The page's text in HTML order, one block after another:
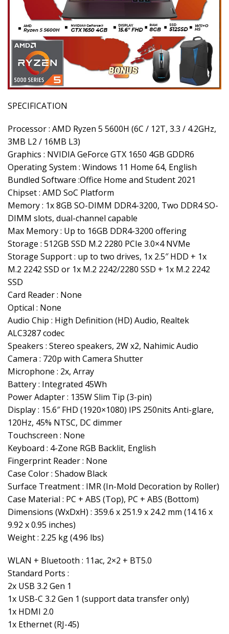
SPECIFICATION
Processor : AMD Ryzen 5 5600H (6C / 12T, 3.3 / 4.2GHz,
3MB L2 / 16MB L3)
Graphics : NVIDIA GeForce GTX 1650 4GB GDDR6
Operating System : Windows 11 Home 64, English
Bundled Software :Office Home and Student 2021
Chipset : AMD SoC Platform
Memory : 1x 8GB SO-DIMM DDR4-3200, Two DDR4 SO-
DIMM slots, dual-channel capable
Max Memory : Up to 16GB DDR4-3200 offering
Storage : 512GB SSD M.2 2280 PCIe 3.0×4 NVMe
Storage Support : up to two drives, 1x 2.5″ HDD + 1x
M.2 2242 SSD or 1x M.2 2242/2280 SSD + 1x M.2 2242
SSD
Card Reader : None
Optical : None
Audio Chip : High Definition (HD) Audio, Realtek
ALC3287 codec
Speakers : Stereo speakers, 2W x2, Nahimic Audio
Camera : 720p with Camera Shutter
Microphone : 2x, Array
Battery : Integrated 45Wh
Power Adapter : 135W Slim Tip (3-pin)
Display : 15.6″ FHD (1920×1080) IPS 250nits Anti-glare,
120Hz, 45% NTSC, DC dimmer
Touchscreen : None
Keyboard : 4-Zone RGB Backlit, English
Fingerprint Reader : None
Case Color : Shadow Black
Surface Treatment : IMR (In-Mold Decoration by Roller)
Case Material : PC + ABS (Top), PC + ABS (Bottom)
Dimensions (WxDxH) : 359.6 x 251.9 x 24.2 mm (14.16 x
9.92 x 0.95 inches)
Weight : 2.25 kg (4.96 lbs)
WLAN + Bluetooth : 11ac, 2×2 + BT5.0
Standard Ports :
2x USB 3.2 Gen 1
1x USB-C 3.2 Gen 1 (support data transfer only)
1x HDMI 2.0
1x Ethernet (RJ-45)